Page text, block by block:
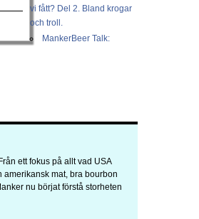
vi fått? Del 2. Bland krogar
och troll.
MankerBeer Talk:
ett fokus på allt vad USA
mat, bra bourbon
nu börjat förstå storheten